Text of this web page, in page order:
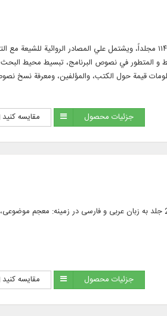
النص الكامل لـ ۴۲۷ عنوان كتاب في ۱۱۴۲ مجلداً، ويشتمل علي
المتطور في نصوص البرنامج، تبسيط محيط البحث
قيمة حول الكتب، والمؤلفين، ومعرفة نسخ
مقایسه کنید جزئیات محصول
متن کامل 39 عنوان کتاب لغت در 200 جلد به زبان عربی و فارسی
مقایسه کنید جزئیات محصول